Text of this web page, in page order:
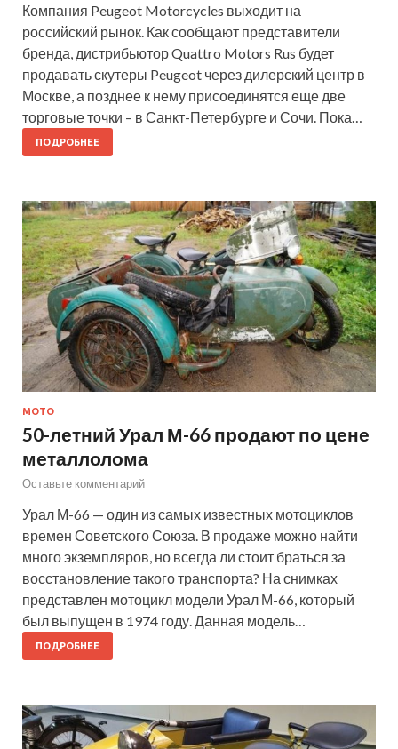
Компания Peugeot Motorcycles выходит на
российский рынок. Как сообщают представители
бренда, дистрибьютор Quattro Motors Rus будет
продавать скутеры Peugeot через дилерский центр в
Москве, а позднее к нему присоединятся еще две
торговые точки – в Санкт-Петербурге и Сочи. Пока…
ПОДРОБНЕЕ
МОТО
50-летний Урал М-66 продают по цене
металлолома
Оставьте комментарий
Урал М-66 — один из самых известных мотоциклов
времен Советского Союза. В продаже можно найти
много экземпляров, но всегда ли стоит браться за
восстановление такого транспорта? На снимках
представлен мотоцикл модели Урал М-66, который
был выпущен в 1974 году. Данная модель…
ПОДРОБНЕЕ